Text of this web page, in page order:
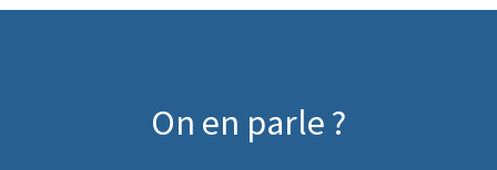
On en parle ?